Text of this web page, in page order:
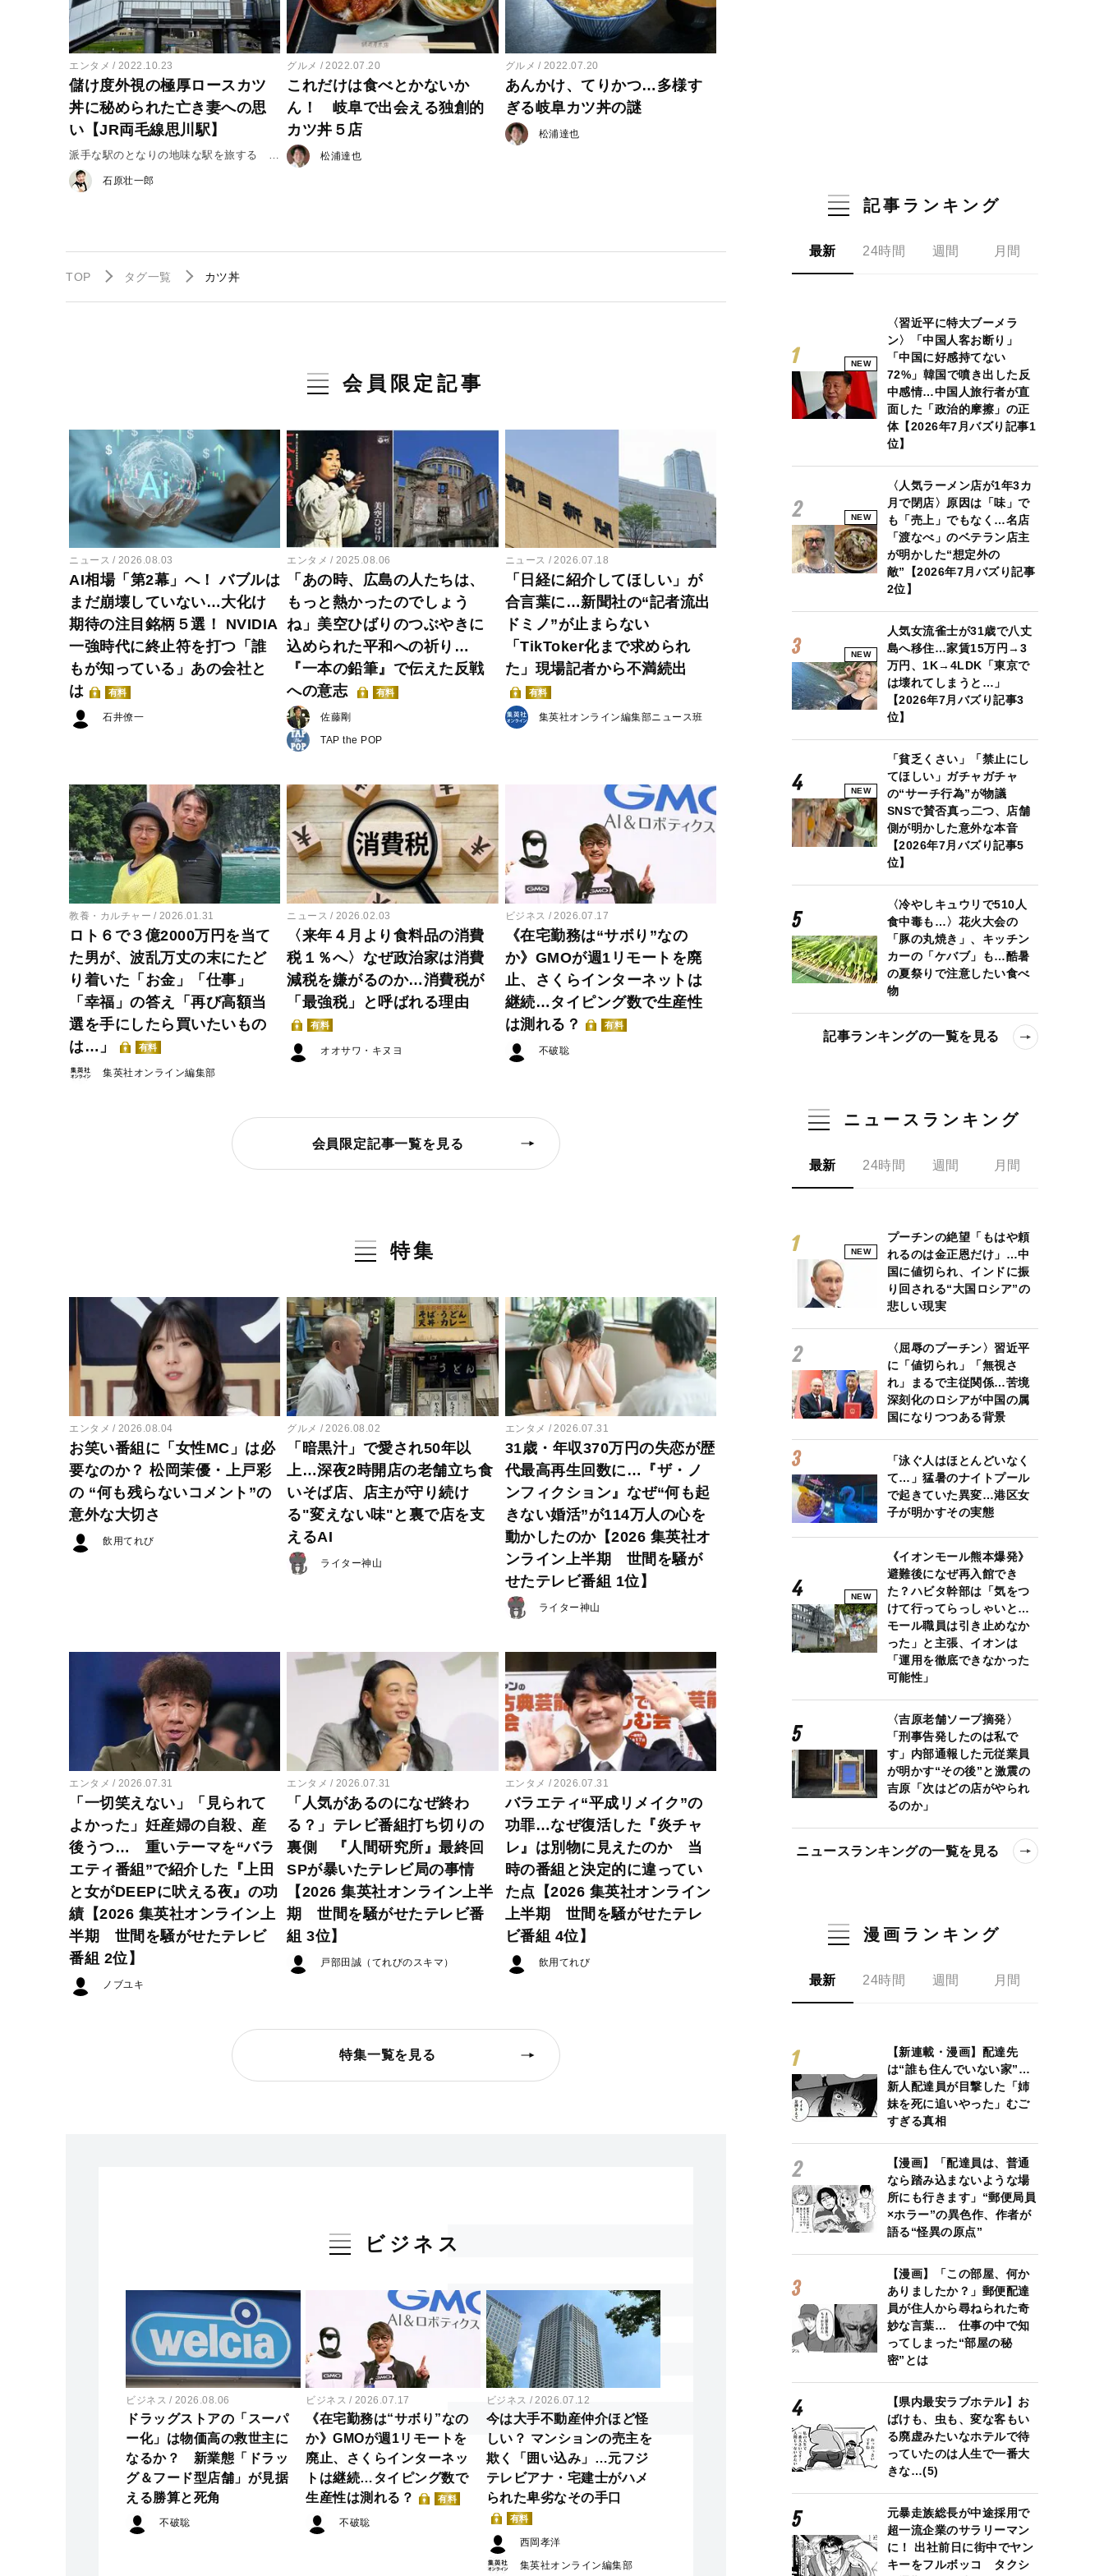
エンタメ 2022.10.23
儲け度外視の極厚ロースカツ
丼に秘められた亡き妻への思
い【JR両毛線思川駅】
派手な駅のとなりの地味な駅を旅する
stroll・3石原壮一郎
グルメ 2022.07.20
これだけは食べとかないか
ん！ 岐阜で出会える独創的
カツ丼５店
松浦達也
グルメ 2022.07.20
あんかけ、てりかつ…多様す
ぎる岐阜カツ丼の謎
松浦達也
TOP タグ一覧 カツ丼
会員限定記事
ニュース 2026.08.03
AI相場「第2幕」へ！ バブルは
まだ崩壊していない…大化け
期待の注目銘柄５選！ NVIDIA
一強時代に終止符を打つ「誰
もが知っている」あの会社と
は
有料
石井僚一
エンタメ 2025.08.06
「あの時、広島の人たちは、
もっと熱かったのでしょう
ね」美空ひばりのつぶやきに
込められた平和への祈り…
『一本の鉛筆』で伝えた反戦
への意志
有料
佐藤剛
TAP the POP
ニュース 2026.07.18
「日経に紹介してほしい」が
合言葉に…新聞社の“記者流出
ドミノ”が止まらない
「TikToker化まで求められ
た」現場記者から不満続出
有料
集英社オンライン編集部ニュース班
教養・カルチャー 2026.01.31
ロト６で３億2000万円を当て
た男が、波乱万丈の末にたど
り着いた「お金」「仕事」
「幸福」の答え「再び高額当
選を手にしたら買いたいもの
は…」
有料
集英社オンライン編集部
ニュース 2026.02.03
〈来年４月より食料品の消費
税１％へ〉なぜ政治家は消費
減税を嫌がるのか…消費税が
「最強税」と呼ばれる理由
有料
オオサワ・キヌヨ
ビジネス 2026.07.17
《在宅勤務は“サボり”なの
か》GMOが週1リモートを廃
止、さくらインターネットは
継続…タイピング数で生産性
は測れる？
有料
不破聡
会員限定記事一覧を見る
特集
エンタメ 2026.08.04
お笑い番組に「女性MC」は必
要なのか？ 松岡茉優・上戸彩
の “何も残らないコメント”の
意外な大切さ
飲用てれび
グルメ 2026.08.02
「暗黒汁」で愛され50年以
上…深夜2時開店の老舗立ち食
いそば店、店主が守り続け
る"変えない味"と裏で店を支
えるAI
ライター神山
エンタメ 2026.07.31
31歳・年収370万円の失恋が歴
代最高再生回数に…『ザ・ノ
ンフィクション』なぜ“何も起
きない婚活”が114万人の心を
動かしたのか【2026 集英社オ
ンライン上半期 世間を騒が
せたテレビ番組 1位】
ライター神山
エンタメ 2026.07.31
「一切笑えない」「見られて
よかった」妊産婦の自殺、産
後うつ… 重いテーマを“バラ
エティ番組”で紹介した『上田
と女がDEEPに吠える夜』の功
績【2026 集英社オンライン上
半期 世間を騒がせたテレビ
番組 2位】
ノブユキ
エンタメ 2026.07.31
「人気があるのになぜ終わ
る？」テレビ番組打ち切りの
裏側 『人間研究所』最終回
SPが暴いたテレビ局の事情
【2026 集英社オンライン上半
期 世間を騒がせたテレビ番
組 3位】
戸部田誠（てれびのスキマ）
エンタメ 2026.07.31
バラエティ“平成リメイク”の
功罪…なぜ復活した『炎チャ
レ』は別物に見えたのか 当
時の番組と決定的に違ってい
た点【2026 集英社オンライン
上半期 世間を騒がせたテレ
ビ番組 4位】
飲用てれび
特集一覧を見る
ビジネス
ビジネス 2026.08.06
ドラッグストアの「スーパ
ー化」は物価高の救世主に
なるか？ 新業態「ドラッ
グ＆フード型店舗」が見据
える勝算と死角
不破聡
ビジネス 2026.07.17
《在宅勤務は“サボり”なの
か》GMOが週1リモートを
廃止、さくらインターネッ
トは継続…タイピング数で
生産性は測れる？
有料
不破聡
ビジネス 2026.07.12
今は大手不動産仲介ほど怪
しい？ マンションの売主を
欺く「囲い込み」…元フジ
テレビアナ・宅建士がハメ
られた卑劣なその手口
有料
西岡孝洋
集英社オンライン編集部
記事ランキング
最新 24時間 週間 月間
NEW
〈習近平に特大ブーメラ
ン〉「中国人客お断り」
「中国に好感持てない
72%」韓国で噴き出した反
中感情…中国人旅行者が直
面した「政治的摩擦」の正
体【2026年7月バズり記事1
位】
NEW
〈人気ラーメン店が1年3カ
月で閉店〉原因は「味」で
も「売上」でもなく…名店
「渡なべ」のベテラン店主
が明かした“想定外の
敵”【2026年7月バズり記事
2位】
NEW
人気女流雀士が31歳で八丈
島へ移住…家賃15万円→3
万円、1K→4LDK「東京で
は壊れてしまうと…」
【2026年7月バズり記事3
位】
NEW
「貧乏くさい」「禁止にし
てほしい」ガチャガチャ
の“サーチ行為”が物議
SNSで賛否真っ二つ、店舗
側が明かした意外な本音
【2026年7月バズり記事5
位】
〈冷やしキュウリで510人
食中毒も…〉花火大会の
「豚の丸焼き」、キッチン
カーの「ケバブ」も…酷暑
の夏祭りで注意したい食べ
物
記事ランキングの一覧を見る
ニュースランキング
最新 24時間 週間 月間
NEW
プーチンの絶望「もはや頼
れるのは金正恩だけ」…中
国に値切られ、インドに振
り回される“大国ロシア”の
悲しい現実
〈屈辱のプーチン〉習近平
に「値切られ」「無視さ
れ」まるで主従関係…苦境
深刻化のロシアが中国の属
国になりつつある背景
「泳ぐ人はほとんどいなく
て…」猛暑のナイトプール
で起きていた異変…港区女
子が明かすその実態
NEW
《イオンモール熊本爆発》
避難後になぜ再入館でき
た？ハビタ幹部は「気をつ
けて行ってらっしゃいと…
モール職員は引き止めなか
った」と主張、イオンは
「運用を徹底できなかった
可能性」
〈吉原老舗ソープ摘発〉
「刑事告発したのは私で
す」内部通報した元従業員
が明かす“その後”と激震の
吉原「次はどの店がやられ
るのか」
ニュースランキングの一覧を見る
漫画ランキング
最新 24時間 週間 月間
【新連載・漫画】配達先
は“誰も住んでいない家”…
新人配達員が目撃した「姉
妹を死に追いやった」むご
すぎる真相
【漫画】「配達員は、普通
なら踏み込まないような場
所にも行きます」“郵便局員
×ホラー”の異色作、作者が
語る“怪異の原点”
【漫画】「この部屋、何か
ありましたか？」郵便配達
員が住人から尋ねられた奇
妙な言葉… 仕事の中で知
ってしまった“部屋の秘
密”とは
【県内最安ラブホテル】お
ばけも、虫も、変な客もい
る廃虚みたいなホテルで待
っていたのは人生で一番大
きな…(5)
元暴走族総長が中途採用で
超一流企業のサラリーマン
に！ 出社前日に街中でヤン
キーをフルボッコ タクシ